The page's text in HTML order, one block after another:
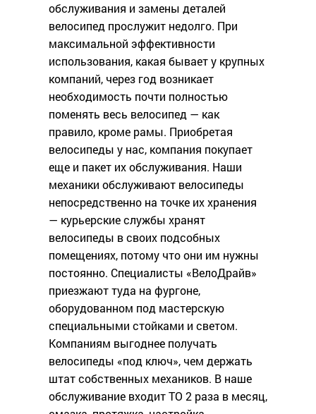
обслуживания и замены деталей
велосипед прослужит недолго. При
максимальной эффективности
использования, какая бывает у крупных
компаний, через год возникает
необходимость почти полностью
поменять весь велосипед — как
правило, кроме рамы. Приобретая
велосипеды у нас, компания покупает
еще и пакет их обслуживания. Наши
механики обслуживают велосипеды
непосредственно на точке их хранения
— курьерские службы хранят
велосипеды в своих подсобных
помещениях, потому что они им нужны
постоянно. Специалисты «ВелоДрайв»
приезжают туда на фургоне,
оборудованном под мастерскую
специальными стойками и светом.
Компаниям выгоднее получать
велосипеды «под ключ», чем держать
штат собственных механиков. В наше
обслуживание входит ТО 2 раза в месяц,